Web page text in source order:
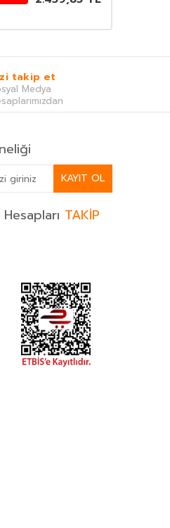
takip et
Medya
KAYIT OL
TAKİP